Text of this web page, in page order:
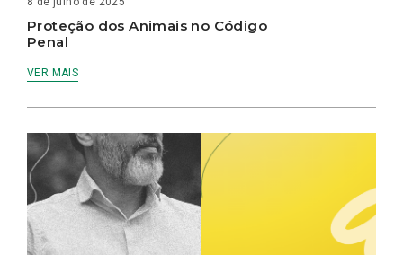
Proteção dos Animais no Código
Penal
VER MAIS